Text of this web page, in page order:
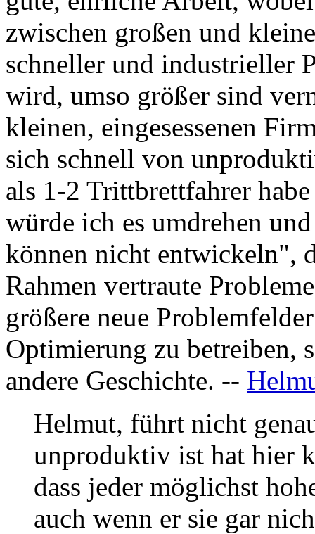
zwischen großen und
schneller und industrieller
wird, umso größer sind
kleinen, eingesessenen
sich schnell von
als 1-2 Trittbrettfahrer
würde ich es umdrehen
können nicht entwickeln",
Rahmen vertraute
größere neue
Optimierung zu betreiben,
andere Geschichte. --
Helmut, führt nicht
unproduktiv ist hat hier
dass jeder möglichst
auch wenn er sie gar